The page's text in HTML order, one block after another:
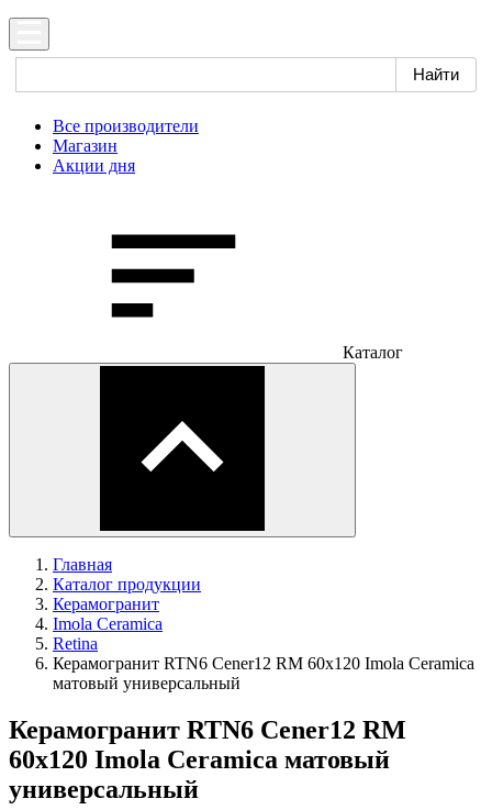
Все производители
Магазин
Акции дня
Каталог
Главная
Каталог продукции
Керамогранит
Imola Ceramica
Retina
Керамогранит RTN6 Cener12 RM 60x120 Imola Ceramica
матовый универсальный
Керамогранит RTN6 Cener12 RM
60x120 Imola Ceramica матовый
универсальный